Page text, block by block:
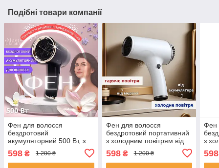
Подібні товари компанії
Фен для волосся
бездротовий
акумуляторний 500 Вт, з
акумулятора та теплим від
мережі Чорний, WHD-01-
598 ₴ 1 200 ₴
Фен для волосся
бездротовий портативний
з холодним повітрям від
акумулятора та теплим від
мережі Білий, BDF-1-W
598₴ 1 200 ₴
Фен
з
598